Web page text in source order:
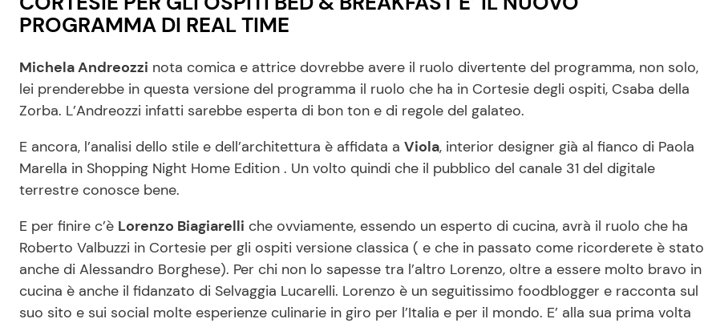
PROGRAMMA DI REAL TIME
Michela Andreozzi nota comica e attrice dovrebbe avere il ruolo divertente del programma, non solo,
lei prenderebbe in questa versione del programma il ruolo che ha in Cortesie degli ospiti, Csaba della
Zorba. L’Andreozzi infatti sarebbe esperta di bon ton e di regole del galateo.
E ancora, l’analisi dello stile e dell’architettura è affidata a Viola, interior designer già al fianco di Paola
Marella in Shopping Night Home Edition . Un volto quindi che il pubblico del canale 31 del digitale
terrestre conosce bene.
E per finire c’è Lorenzo Biagiarelli che ovviamente, essendo un esperto di cucina, avrà il ruolo che ha
Roberto Valbuzzi in Cortesie per gli ospiti versione classica ( e che in passato come ricorderete è stato
anche di Alessandro Borghese). Per chi non lo sapesse tra l’altro Lorenzo, oltre a essere molto bravo in
cucina è anche il fidanzato di Selvaggia Lucarelli. Lorenzo è un seguitissimo foodblogger e racconta sul
suo sito e sui social molte esperienze culinarie in giro per l’Italia e per il mondo. E’ alla sua prima volta